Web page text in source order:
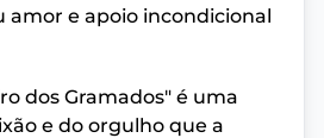
amor e apoio incondicional
dos Gramados" é uma
e do orgulho que a